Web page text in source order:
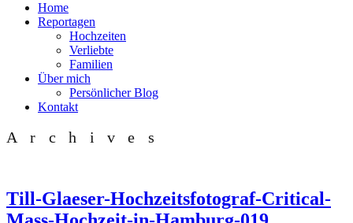
Home
Reportagen
Hochzeiten
Verliebte
Familien
Über mich
Persönlicher Blog
Kontakt
Archives
Till-Glaeser-Hochzeitsfotograf-Critical-